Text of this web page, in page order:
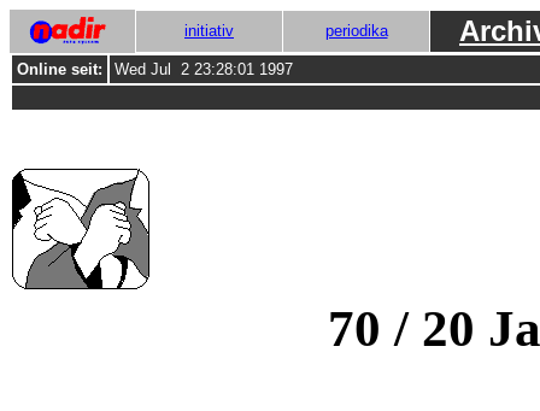
initiativ periodika
Online seit: Wed Jul 2 23:28:01 1997
70 / 20